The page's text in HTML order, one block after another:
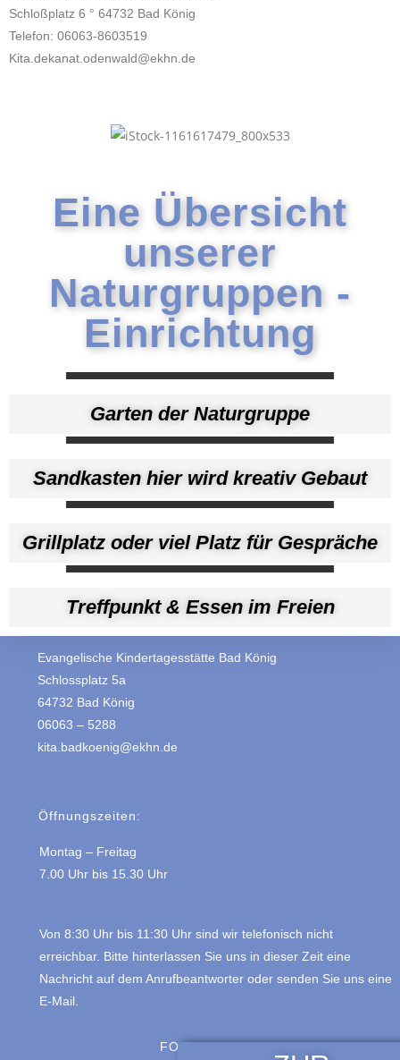
Schloßplatz 6 ° 64732 Bad König
Telefon: 06063-8603519
Kita.dekanat.odenwald@ekhn.de
Eine Übersicht
unserer
Naturgruppen -
Einrichtung
Garten der Naturgruppe
Sandkasten hier wird kreativ Gebaut
Grillplatz oder viel Platz für Gespräche
Treffpunkt & Essen im Freien
Evangelische Kindertagesstätte Bad König
Schlossplatz 5a
64732 Bad König
06063 – 5288
kita.badkoenig@ekhn.de
Öffnungszeiten:
Montag – Freitag
7.00 Uhr bis 15.30 Uhr
Von 8:30 Uhr bis 11:30 Uhr sind wir telefonisch nicht
erreichbar. Bitte hinterlassen Sie uns in dieser Zeit eine
Nachricht auf dem Anrufbeantworter oder senden Sie uns eine
E-Mail.
FOLGE UNS